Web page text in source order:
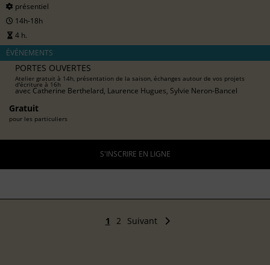
présentiel
14h-18h
4 h.
ÉVÉNEMENTS
PORTES OUVERTES
Atelier gratuit à 14h, présentation de la saison, échanges autour de vos projets
d'écriture à 16h
avec Catherine Berthelard, Laurence Hugues, Sylvie Neron-Bancel
Gratuit
pour les particuliers
S'INSCRIRE EN LIGNE
1 2 Suivant